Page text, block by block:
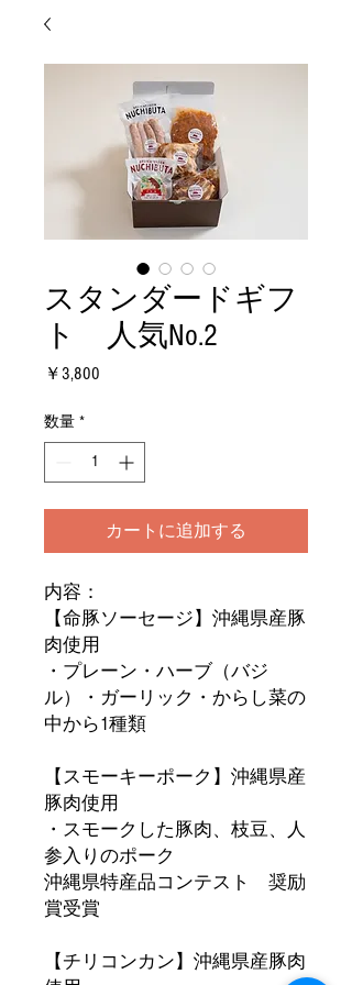
スタンダードギフ
ト 人気No.2
￥3,800
数量 *
カートに追加する
内容：
【命豚ソーセージ】沖縄県産豚
肉使用
・プレーン・ハーブ（バジ
ル）・ガーリック・からし菜の
中から1種類
【スモーキーポーク】沖縄県産
豚肉使用
・スモークした豚肉、枝豆、人
参入りのポーク
沖縄県特産品コンテスト 奨励
賞受賞
【チリコンカン】沖縄県産豚肉